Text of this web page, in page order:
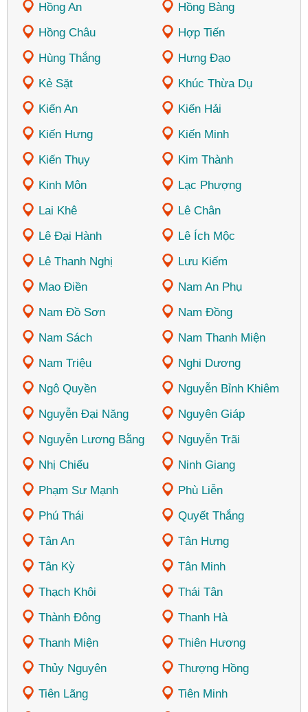
Hồng An
Hồng Bàng
Hồng Châu
Hợp Tiến
Hùng Thắng
Hưng Đạo
Kẻ Sặt
Khúc Thừa Dụ
Kiến An
Kiến Hải
Kiến Hưng
Kiến Minh
Kiến Thụy
Kim Thành
Kinh Môn
Lạc Phượng
Lai Khê
Lê Chân
Lê Đại Hành
Lê Ích Mộc
Lê Thanh Nghị
Lưu Kiếm
Mao Điền
Nam An Phụ
Nam Đồ Sơn
Nam Đồng
Nam Sách
Nam Thanh Miện
Nam Triệu
Nghi Dương
Ngô Quyền
Nguyễn Bỉnh Khiêm
Nguyễn Đại Năng
Nguyên Giáp
Nguyễn Lương Bằng
Nguyễn Trãi
Nhị Chiểu
Ninh Giang
Phạm Sư Mạnh
Phù Liễn
Phú Thái
Quyết Thắng
Tân An
Tân Hưng
Tân Kỳ
Tân Minh
Thạch Khôi
Thái Tân
Thành Đông
Thanh Hà
Thanh Miện
Thiên Hương
Thủy Nguyên
Thượng Hồng
Tiên Lãng
Tiên Minh